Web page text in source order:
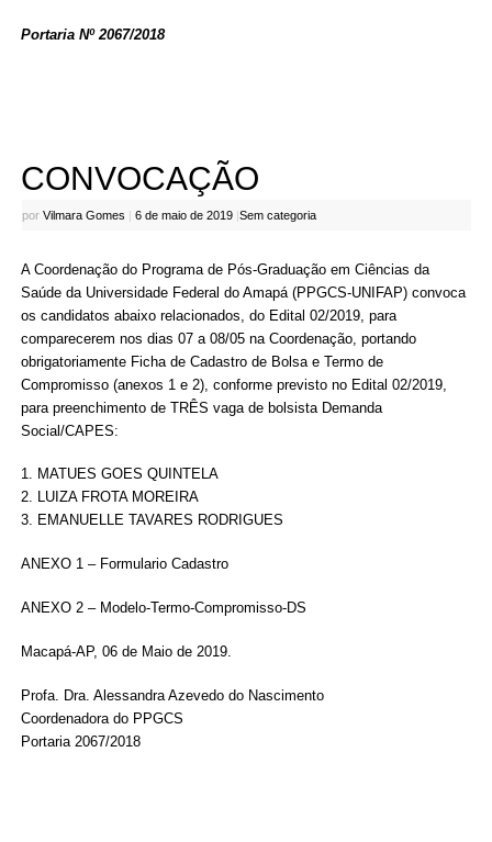
Portaria Nº 2067/2018
CONVOCAÇÃO
por Vilmara Gomes 6 de maio de 2019 Sem categoria
A Coordenação do Programa de Pós-Graduação em Ciências da
Saúde da Universidade Federal do Amapá (PPGCS-UNIFAP) convoca
os candidatos abaixo relacionados, do Edital 02/2019, para
comparecerem nos dias 07 a 08/05 na Coordenação, portando
obrigatoriamente Ficha de Cadastro de Bolsa e Termo de
Compromisso (anexos 1 e 2), conforme previsto no Edital 02/2019,
para preenchimento de TRÊS vaga de bolsista Demanda
Social/CAPES:
1. MATUES GOES QUINTELA
2. LUIZA FROTA MOREIRA
3. EMANUELLE TAVARES RODRIGUES
ANEXO 1 – Formulario Cadastro
ANEXO 2 – Modelo-Termo-Compromisso-DS
Macapá-AP, 06 de Maio de 2019.
Profa. Dra. Alessandra Azevedo do Nascimento
Coordenadora do PPGCS
Portaria 2067/2018